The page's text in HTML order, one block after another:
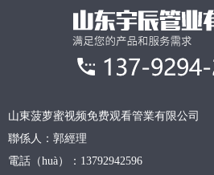
山東菠萝蜜视频免费观看管業有限公司
聯係人：郭經理
電話（huà）：13792942596